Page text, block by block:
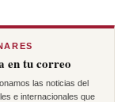
en tu correo
las noticias del
e internacionales que